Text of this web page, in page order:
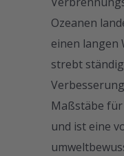
Ozeanen
einen langen
strebt
Maßstäbe
und ist eine